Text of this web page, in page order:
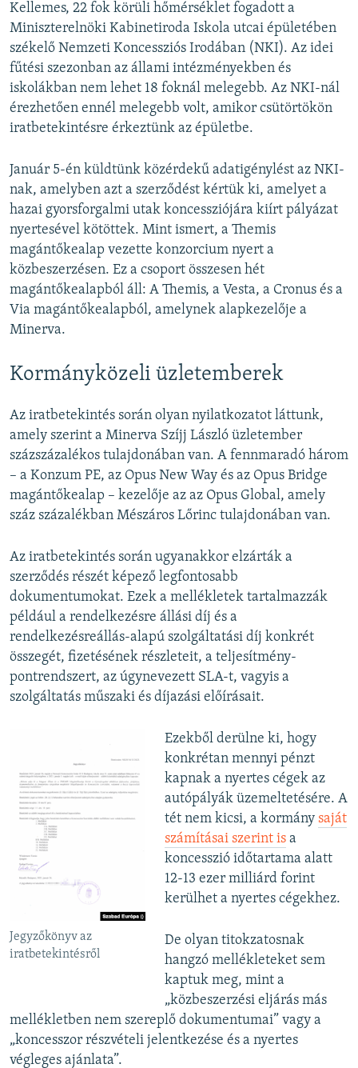
Kellemes, 22 fok körüli hőmérséklet fogadott a
Miniszterelnöki Kabinetiroda Iskola utcai épületében
székelő Nemzeti Koncessziós Irodában (NKI). Az idei
fűtési szezonban az állami intézményekben és
iskolákban nem lehet 18 foknál melegebb. Az NKI-nál
érezhetően ennél melegebb volt, amikor csütörtökön
iratbetekintésre érkeztünk az épületbe.
Január 5-én küldtünk közérdekű adatigénylést az NKI-
nak, amelyben azt a szerződést kértük ki, amelyet a
hazai gyorsforgalmi utak koncessziójára kiírt pályázat
nyertesével kötöttek. Mint ismert, a Themis
magántőkealap vezette konzorcium nyert a
közbeszerzésen. Ez a csoport összesen hét
magántőkealapból áll: A Themis, a Vesta, a Cronus és a
Via magántőkealapból, amelynek alapkezelője a
Minerva.
Kormányközeli üzletemberek
Az iratbetekintés során olyan nyilatkozatot láttunk,
amely szerint a Minerva Szíjj László üzletember
százszázalékos tulajdonában van. A fennmaradó három
– a Konzum PE, az Opus New Way és az Opus Bridge
magántőkealap – kezelője az az Opus Global, amely
száz százalékban Mészáros Lőrinc tulajdonában van.
Az iratbetekintés során ugyanakkor elzárták a
szerződés részét képező legfontosabb
dokumentumokat. Ezek a mellékletek tartalmazzák
például a rendelkezésre állási díj és a
rendelkezésreállás-alapú szolgáltatási díj konkrét
összegét, fizetésének részleteit, a teljesítmény-
pontrendszert, az úgynevezett SLA-t, vagyis a
szolgáltatás műszaki és díjazási előírásait.
Jegyzőkönyv az
iratbetekintésről
Ezekből derülne ki, hogy
konkrétan mennyi pénzt
kapnak a nyertes cégek az
autópályák üzemeltetésére. A
tét nem kicsi, a kormány saját
számításai szerint isa
koncesszió időtartama alatt
12-13 ezer milliárd forint
kerülhet a nyertes cégekhez.
De olyan titokzatosnak
hangzó mellékleteket sem
kaptuk meg, mint a
„közbeszerzési eljárás más
mellékletben nem szereplő dokumentumai” vagy a
„koncesszor részvételi jelentkezése és a nyertes
végleges ajánlata”.